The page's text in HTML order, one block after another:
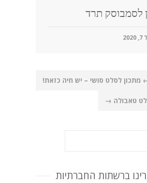
לסמבוסק תרד
מתכון לסלט סושי – יש חיה כזאת!
טאבולה →
ברשתות החברתיות